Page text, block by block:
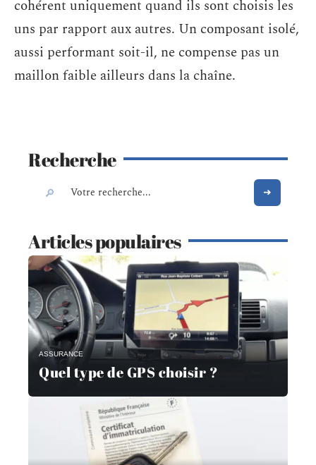
cohérent uniquement quand ils sont choisis les
uns par rapport aux autres. Un composant isolé,
aussi performant soit-il, ne compense pas un
maillon faible ailleurs dans la chaîne.
Recherche
Articles populaires
ASSURANCE
Quel type de GPS choisir ?